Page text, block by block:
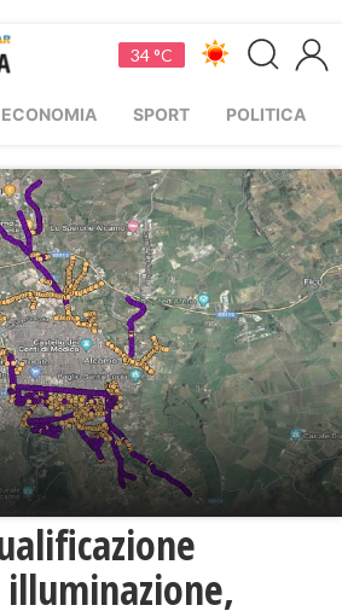
34 °C
ECONOMIA SPORT POLITICA